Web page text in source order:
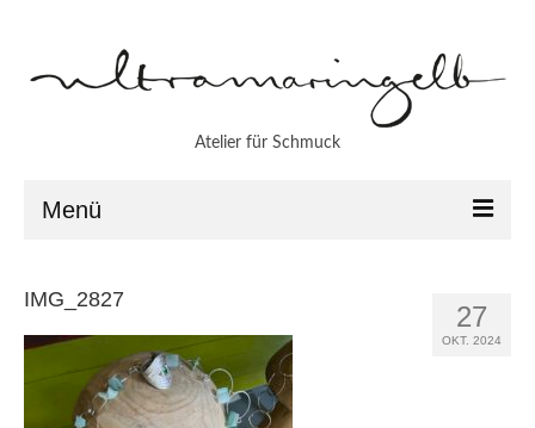
Atelier für Schmuck
Menü
Werkstatt
Patrice Funke
27
OKT. 2024
IMG_2827